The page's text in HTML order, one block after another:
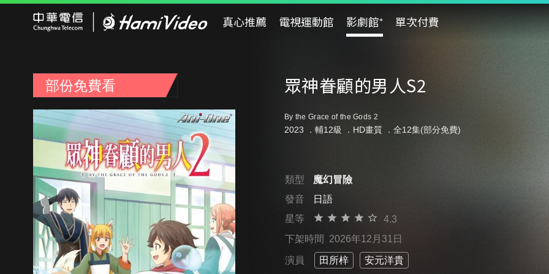
真心推薦 電視運動館 影劇館⁺ 單次付費
部份免費看 眾神眷顧的男人S2
By the Grace of the Gods 2
2023 ． 輔12級 ．HD畫質 ．全12集(部分免費)
類型
魔幻冒險
發音
日語
星等
4.3
下架時間 2026年12月31日
演員 田所梓 安元洋貴